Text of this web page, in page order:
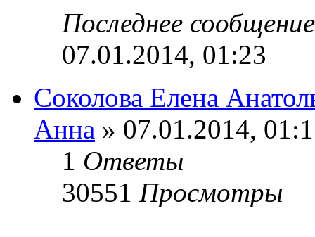
Последнее
07.01.2014, 01:23
Соколова Елена
Анна » 07.01.2014,
1 Ответы
30551 Просмотры